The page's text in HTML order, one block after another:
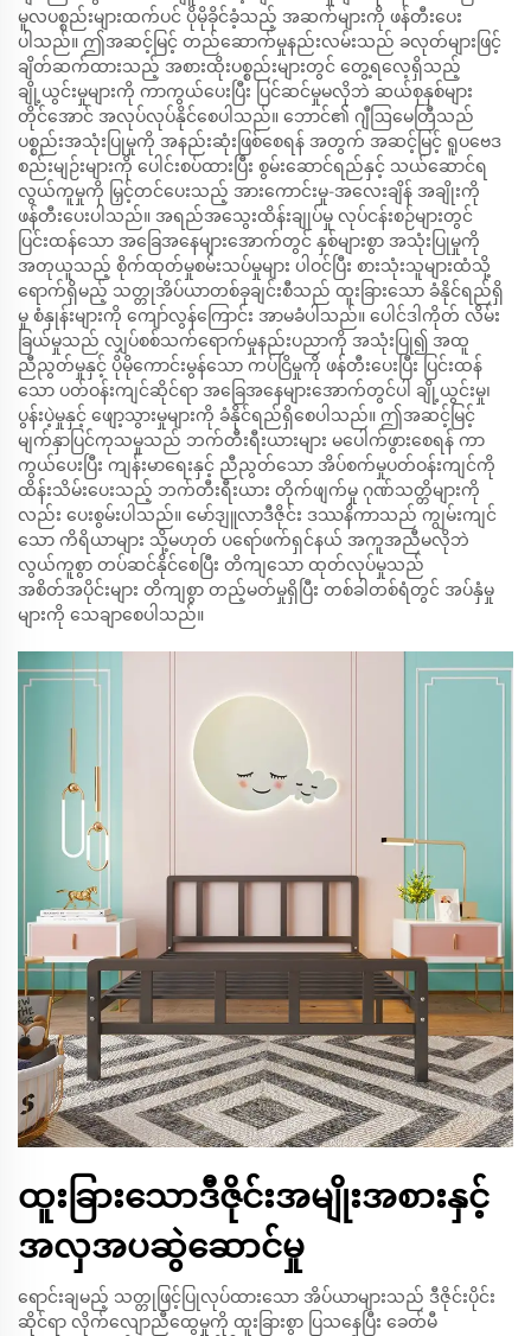
မူလပစ္စည်းများထက်ပင် ပိုမိုခိုင်ခံ့သည့် အဆက်များကို ဖန်တီးပေး
ပါသည်။ ဤအဆင့်မြင့် တည်ဆောက်မှုနည်းလမ်းသည် ခလုတ်များဖြင့်
ချိတ်ဆက်ထားသည့် အစားထိုးပစ္စည်းများတွင် တွေ့ရလေ့ရှိသည့်
ချို့ယွင်းမှုများကို ကာကွယ်ပေးပြီး ပြင်ဆင်မှုမလိုဘဲ ဆယ်စုနှစ်များ
တိုင်အောင် အလုပ်လုပ်နိုင်စေပါသည်။ ဘောင်၏ ဂျီဩမေတြီသည်
ပစ္စည်းအသုံးပြုမှုကို အနည်းဆုံးဖြစ်စေရန် အတွက် အဆင့်မြင့် ရူပဗေဒ
စည်းမျဉ်းများကို ပေါင်းစပ်ထားပြီး စွမ်းဆောင်ရည်နှင့် သယ်ဆောင်ရ
လွယ်ကူမှုကို မြှင့်တင်ပေးသည့် အားကောင်းမှု-အလေးချိန် အချိုးကို
ဖန်တီးပေးပါသည်။ အရည်အသွေးထိန်းချုပ်မှု လုပ်ငန်းစဉ်များတွင်
ပြင်းထန်သော အခြေအနေများအောက်တွင် နှစ်များစွာ အသုံးပြုမှုကို
အတုယူသည့် စိုက်ထုတ်မှုစမ်းသပ်မှုများ ပါဝင်ပြီး စားသုံးသူများထံသို့
ရောက်ရှိမည့် သတ္တုအိပ်ယာတစ်ခုချင်းစီသည် ထူးခြားသော ခံနိုင်ရည်ရှိ
မှု စံနှုန်းများကို ကျော်လွန်ကြောင်း အာမခံပါသည်။ ပေါင်ဒါကိုတ် လိမ်း
ခြယ်မှုသည် လျှပ်စစ်သက်ရောက်မှုနည်းပညာကို အသုံးပြု၍ အထူ
ညီညွတ်မှုနှင့် ပိုမိုကောင်းမွန်သော ကပ်ငြိမှုကို ဖန်တီးပေးပြီး ပြင်းထန်
သော ပတ်ဝန်းကျင်ဆိုင်ရာ အခြေအနေများအောက်တွင်ပါ ချို့ယွင်းမှု၊
ပွန်းပဲ့မှုနှင့် ဖျော့သွားမှုများကို ခံနိုင်ရည်ရှိစေပါသည်။ ဤအဆင့်မြင့်
မျက်နှာပြင်ကုသမှုသည် ဘက်တီးရီးယားများ မပေါက်ဖွားစေရန် ကာ
ကွယ်ပေးပြီး ကျန်းမာရေးနှင့် ညီညွတ်သော အိပ်စက်မှုပတ်ဝန်းကျင်ကို
ထိန်းသိမ်းပေးသည့် ဘက်တီးရီးယား တိုက်ဖျက်မှု ဂုဏ်သတ္တိများကို
လည်း ပေးစွမ်းပါသည်။ မော်ဒျူလာဒီဇိုင်း ဒဿနိကာသည် ကျွမ်းကျင်
သော ကိရိယာများ သို့မဟုတ် ပရော်ဖက်ရှင်နယ် အကူအညီမလိုဘဲ
လွယ်ကူစွာ တပ်ဆင်နိုင်စေပြီး တိကျသော ထုတ်လုပ်မှုသည်
အစိတ်အပိုင်းများ တိကျစွာ တည့်မတ်မှုရှိပြီး တစ်ခါတစ်ရံတွင် အပ်နှံမှု
များကို သေချာစေပါသည်။
ထူးခြားသောဒီဇိုင်းအမျိုးအစားနှင့်
အလှအပဆွဲဆောင်မှု
ရောင်းချမည့် သတ္တုဖြင့်ပြုလုပ်ထားသော အိပ်ယာများသည် ဒီဇိုင်းပိုင်း
ဆိုင်ရာ လိုက်လျောညီထွေမှုကို ထူးခြားစွာ ပြသနေပြီး ခေတ်မီ